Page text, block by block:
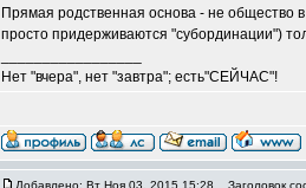
Прямая родственная основа - не общество
просто придерживаются "субординации")
Нет "вчера", нет "завтра"; есть"СЕЙЧАС"!
Добавлено: Вт Ноя 03, 2015 15:28 Заголовок